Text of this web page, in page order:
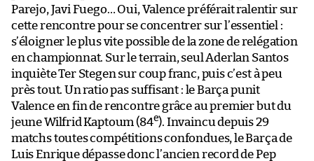
Parejo, Javi Fuego… Oui, Valence préférait ralentir sur
cette rencontre pour se concentrer sur l’essentiel :
s’éloigner le plus vite possible de la zone de relégation
en championnat. Sur le terrain, seul Aderlan Santos
inquiète Ter Stegen sur coup franc, puis c’est à peu
près tout. Un ratio pas suffisant : le Barça punit
Valence en fin de rencontre grâce au premier but du
jeune Wilfrid Kaptoum (84e). Invaincu depuis 29
matchs toutes compétitions confondues, le Barça de
Luis Enrique dépasse donc l’ancien record de Pep